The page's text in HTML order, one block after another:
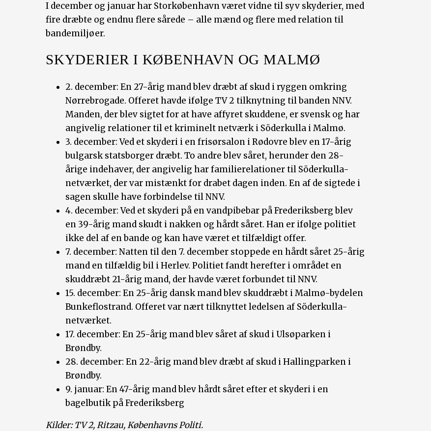
I december og januar har Storkøbenhavn været vidne til syv skyderier, med
fire dræbte og endnu flere sårede – alle mænd og flere med relation til
bandemiljøer.
SKYDERIER I KØBENHAVN OG MALMØ
2. december: En 27-årig mand blev dræbt af skud i ryggen omkring
Nørrebrogade. Offeret havde ifølge TV 2 tilknytning til banden NNV.
Manden, der blev sigtet for at have affyret skuddene, er svensk og har
angivelig relationer til et kriminelt netværk i Söderkulla i Malmø.
3. december: Ved et skyderi i en frisørsalon i Rødovre blev en 17-årig
bulgarsk statsborger dræbt. To andre blev såret, herunder den 28-
årige indehaver, der angivelig har familierelationer til Söderkulla-
netværket, der var mistænkt for drabet dagen inden. En af de sigtede i
sagen skulle have forbindelse til NNV.
4. december: Ved et skyderi på en vandpibebar på Frederiksberg blev
en 39-årig mand skudt i nakken og hårdt såret. Han er ifølge politiet
ikke del af en bande og kan have været et tilfældigt offer.
7. december: Natten til den 7. december stoppede en hårdt såret 25-årig
mand en tilfældig bil i Herlev. Politiet fandt herefter i området en
skuddræbt 21-årig mand, der havde været forbundet til NNV.
15. december: En 25-årig dansk mand blev skuddræbt i Malmø-bydelen
Bunkeflostrand. Offeret var nært tilknyttet ledelsen af Söderkulla-
netværket.
17. december: En 25-årig mand blev såret af skud i Ulsøparken i
Brøndby.
28. december: En 22-årig mand blev dræbt af skud i Hallingparken i
Brøndby.
9. januar: En 47-årig mand blev hårdt såret efter et skyderi i en
bagelbutik på Frederiksberg
Kilder: TV 2, Ritzau, Københavns Politi.